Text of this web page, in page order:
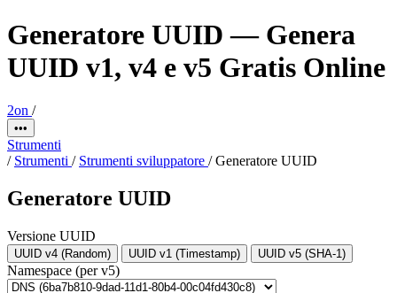
Generatore UUID — Genera
UUID v1, v4 e v5 Gratis Online
2on /
•••
Strumenti
/ Strumenti / Strumenti sviluppatore / Generatore UUID
Generatore UUID
Versione UUID
UUID v4 (Random) UUID v1 (Timestamp) UUID v5 (SHA-1)
Namespace (per v5)